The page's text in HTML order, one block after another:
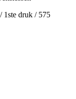
1ste druk / 575